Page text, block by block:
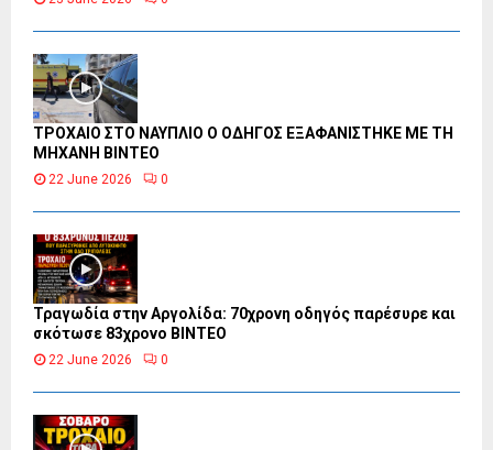
ΤΡΟΧΑΙΟ ΣΤΟ ΝΑΥΠΛΙΟ Ο ΟΔΗΓΟΣ ΕΞΑΦΑΝΙΣΤΗΚΕ ΜΕ ΤΗ
ΜΗΧΑΝΗ ΒΙΝΤΕΟ
22 June 2026 0
Τραγωδία στην Αργολίδα: 70χρονη οδηγός παρέσυρε και
σκότωσε 83χρονο ΒΙΝΤΕΟ
22 June 2026 0